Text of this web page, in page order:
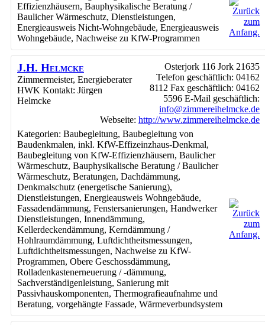
Effizienzhäusern, Bauphysikalische Beratung /
Baulicher Wärmeschutz, Dienstleistungen,
Energieausweis Nicht-Wohngebäude, Energieausweis
Wohngebäude, Nachweise zu KfW-Programmen
J.H. Helmcke
Zimmermeister, Energieberater
HWK Kontakt: Jürgen
Helmcke
Osterjork 116 Jork 21635
Telefon geschäftlich: 04162
8112 Fax geschäftlich: 04162
5596 E-Mail geschäftlich:
info@zimmereihelmcke.de
Webseite: http://www.zimmereihelmcke.de
Kategorien: Baubegleitung, Baubegleitung von
Baudenkmalen, inkl. KfW-Effizeinzhaus-Denkmal,
Baubegleitung von KfW-Effizienzhäusern, Baulicher
Wärmeschutz, Bauphysikalische Beratung / Baulicher
Wärmeschutz, Beratungen, Dachdämmung,
Denkmalschutz (energetische Sanierung),
Dienstleistungen, Energieausweis Wohngebäude,
Fassadendämmung, Fenstersanierungen, Handwerker
Dienstleistungen, Innendämmung,
Kellerdeckendämmung, Kerndämmung /
Hohlraumdämmung, Luftdichtheitsmessungen,
Luftdichtheitsmessungen, Nachweise zu KfW-
Programmen, Obere Geschossdämmung,
Rolladenkastenerneuerung / -dämmung,
Sachverständigenleistung, Sanierung mit
Passivhauskomponenten, Thermografieaufnahme und
Beratung, vorgehängte Fassade, Wärmeverbundsystem